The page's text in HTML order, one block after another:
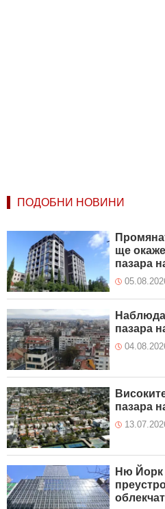
ПОДОБНИ НОВИНИ
ще
пазара
пазара
пазара
Ню Йорк